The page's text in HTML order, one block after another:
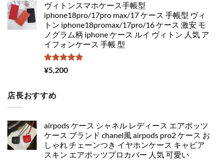
ヴィトンスマホケース手帳型
iphone18pro/17pro max/17 ケース 手帳型 ヴィ
トン iphone18promax/17pro/16 ケース 激安 モ
ノグラム柄 iphone ケース ルイ ヴィトン 人気 ア
イフォンケース 手帳 型
5段階中
5.00
¥5,200
店長おすすめ
airpods ケース シャネル レディース エアポッツ
ケース ブランド chanel風 airpods pro2 ケース お
しゃれ チェーンつき イヤホンケース キャビア
スキン エアポッツプロカバー 人気 可愛い